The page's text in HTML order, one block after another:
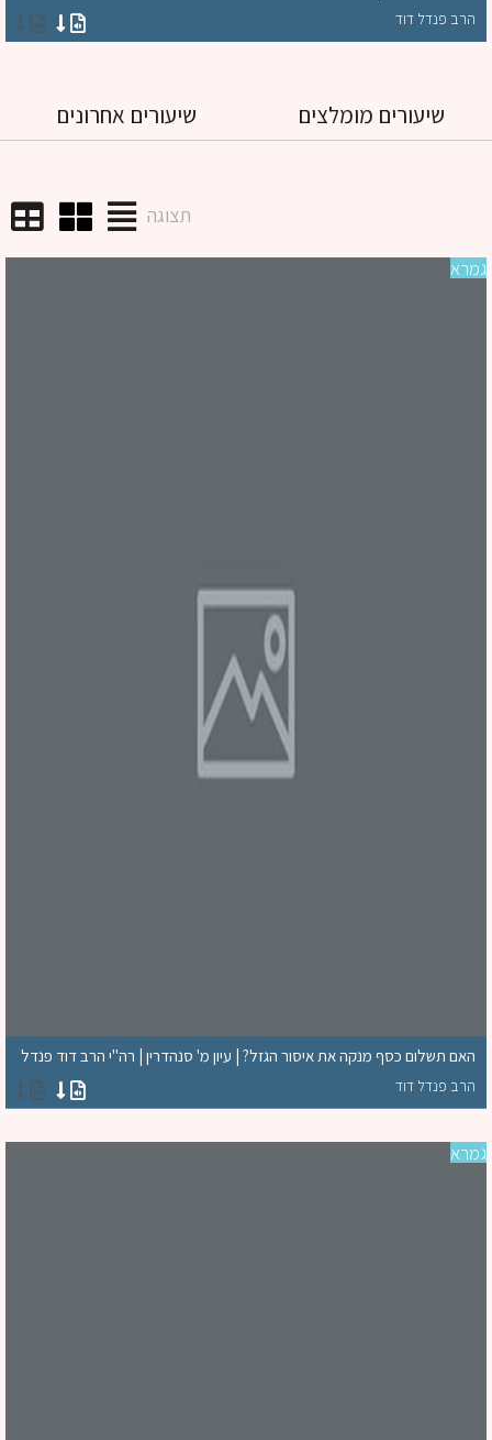
הרב פנדל דוד
שיעורים מומלצים שיעורים אחרונים
תצוגה
האם תשלום כסף מנקה את איסור הגזל? | עיון מ' סנהדרין | רה"י הרב דוד פנדל
הרב פנדל דוד